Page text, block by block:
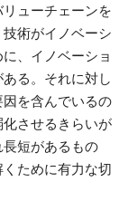
ューチェーンを
術がイノベーシ
、イノベーショ
る。それに対し
を含んでいるの
させるきらいが
短があるもの
ために有力な切